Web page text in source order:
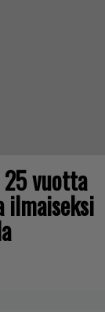
vuotta
ilmaiseksi